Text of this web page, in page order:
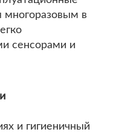
многоразовым в
сенсорами и
и гигиеничный